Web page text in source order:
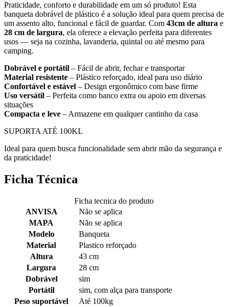
Praticidade, conforto e durabilidade em um só produto! Esta
banqueta dobrável de plástico é a solução ideal para quem precisa de
um assento alto, funcional e fácil de guardar. Com 43cm de altura e
28 cm de largura, ela oferece a elevação perfeita para diferentes
usos — seja na cozinha, lavanderia, quintal ou até mesmo para
camping.
Dobrável e portátil – Fácil de abrir, fechar e transportar
Material resistente – Plástico reforçado, ideal para uso diário
Confortável e estável – Design ergonômico com base firme
Uso versátil – Perfeita como banco extra ou apoio em diversas
situações
Compacta e leve – Armazene em qualquer cantinho da casa
SUPORTA ATÉ 100KL
Ideal para quem busca funcionalidade sem abrir mão da segurança e
da praticidade!
Ficha Técnica
Ficha tecnica do produto
ANVISA
Não se aplica
MAPA
Não se aplica
Modelo
Banqueta
Material
Plastico reforçado
Altura
43 cm
Largura
28 cm
Dobrável
sim
Portátil
sim, com alça para transporte
Peso suportável
Até 100kg